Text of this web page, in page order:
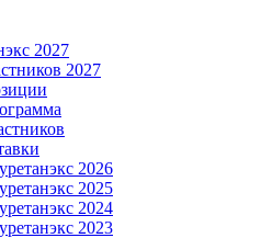
2027
2027
2026
2025
2024
2023